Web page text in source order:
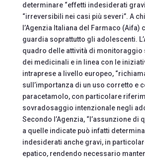
determinare “effetti indesiderati
“irreversibili nei casi più severi”. A
l’Agenzia Italiana del Farmaco (Aifa)
guardia soprattutto gli adolescenti.
quadro delle attività di monitoraggio
dei medicinali e in linea con le
intraprese a livello europeo,
sull’importanza di un uso corretto e
paracetamolo, con particolare
sovradosaggio intenzionale negli
Secondo l’Agenzia, “l’assunzione di
a quelle indicate può infatti
indesiderati anche gravi, in
epatico, rendendo necessario